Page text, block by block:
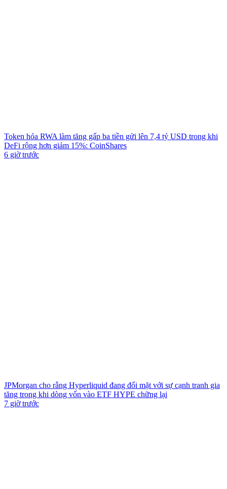
Token hóa RWA làm tăng gấp ba tiền gửi lên 7,4 tỷ USD trong khi
DeFi rộng hơn giảm 15%: CoinShares
6 giờ trước
JPMorgan cho rằng Hyperliquid đang đối mặt với sự cạnh tranh gia
tăng trong khi dòng vốn vào ETF HYPE chững lại
7 giờ trước